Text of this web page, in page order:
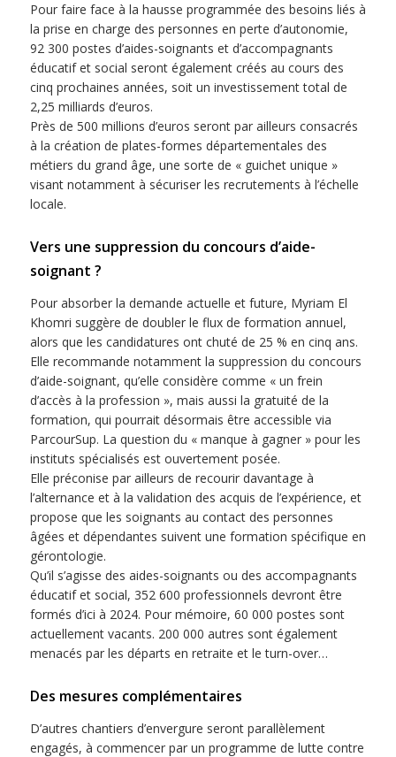
Pour faire face à la hausse programmée des besoins liés à
la prise en charge des personnes en perte d’autonomie,
92 300 postes d’aides-soignants et d’accompagnants
éducatif et social seront également créés au cours des
cinq prochaines années, soit un investissement total de
2,25 milliards d’euros.
Près de 500 millions d’euros seront par ailleurs consacrés
à la création de plates-formes départementales des
métiers du grand âge, une sorte de « guichet unique »
visant notamment à sécuriser les recrutements à l’échelle
locale.
Vers une suppression du concours d’aide-
soignant ?
Pour absorber la demande actuelle et future, Myriam El
Khomri suggère de doubler le flux de formation annuel,
alors que les candidatures ont chuté de 25 % en cinq ans.
Elle recommande notamment la suppression du concours
d’aide-soignant, qu’elle considère comme « un frein
d’accès à la profession », mais aussi la gratuité de la
formation, qui pourrait désormais être accessible via
ParcourSup. La question du « manque à gagner » pour les
instituts spécialisés est ouvertement posée.
Elle préconise par ailleurs de recourir davantage à
l’alternance et à la validation des acquis de l’expérience, et
propose que les soignants au contact des personnes
âgées et dépendantes suivent une formation spécifique en
gérontologie.
Qu’il s’agisse des aides-soignants ou des accompagnants
éducatif et social, 352 600 professionnels devront être
formés d’ici à 2024. Pour mémoire, 60 000 postes sont
actuellement vacants. 200 000 autres sont également
menacés par les départs en retraite et le turn-over…
Des mesures complémentaires
D’autres chantiers d’envergure seront parallèlement
engagés, à commencer par un programme de lutte contre